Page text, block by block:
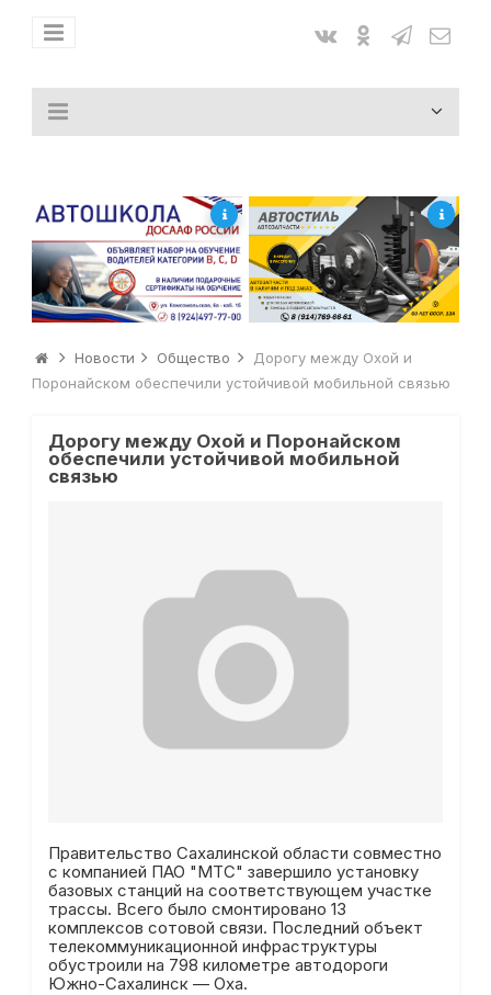
Новости Общество
Дорогу между Охой и
Поронайском обеспечили устойчивой мобильной связью
Дорогу между Охой и Поронайском
обеспечили устойчивой мобильной
связью
Правительство Сахалинской области совместно
с компанией ПАО "МТС" завершило установку
базовых станций на соответствующем участке
трассы. Всего было смонтировано 13
комплексов сотовой связи. Последний объект
телекоммуникационной инфраструктуры
обустроили на 798 километре автодороги
Южно-Сахалинск — Оха.